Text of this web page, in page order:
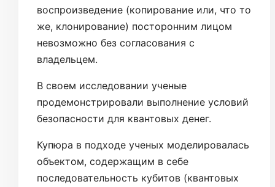
воспроизведение (копирование или, что то
же, клонирование) посторонним лицом
невозможно без согласования с
владельцем.
В своем исследовании ученые
продемонстрировали выполнение условий
безопасности для квантовых денег.
Купюра в подходе ученых моделировалась
объектом, содержащим в себе
последовательность кубитов (квантовых